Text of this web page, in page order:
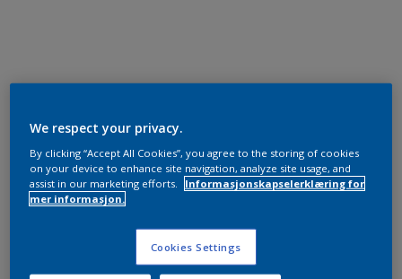
We respect your privacy.
By clicking “Accept All Cookies”, you agree to the storing of cookies
on your device to enhance site navigation, analyze site usage, and
assist in our marketing efforts.
Informasjonskapselerklæring for
mer informasjon.
Cookies Settings